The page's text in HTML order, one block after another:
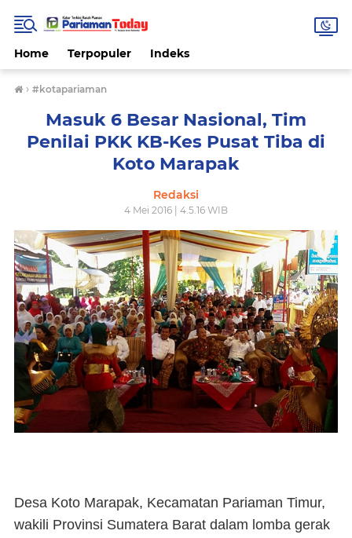
Home Terpopuler Indeks
› #kotapariaman
Masuk 6 Besar Nasional, Tim
Penilai PKK KB-Kes Pusat Tiba di
Koto Marapak
Redaksi
4 Mei 2016 | 4.5.16 WIB
Desa Koto Marapak, Kecamatan Pariaman Timur,
wakili Provinsi Sumatera Barat dalam lomba gerak